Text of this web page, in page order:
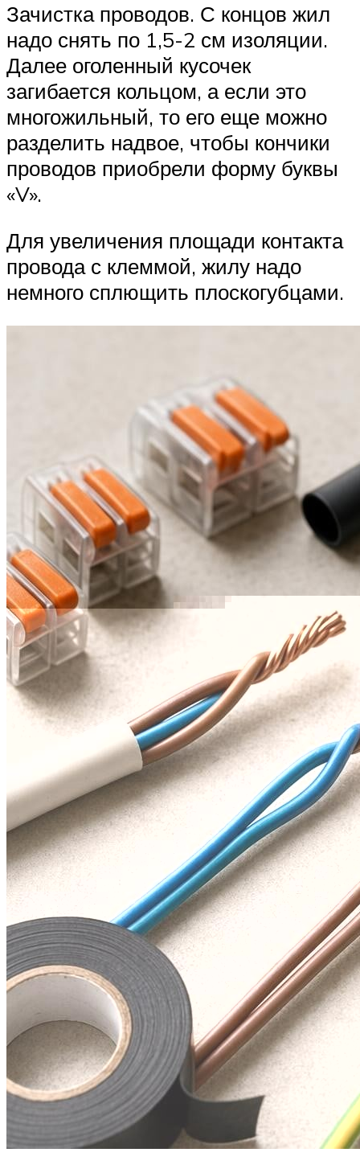
Зачистка проводов. С концов жил
надо снять по 1,5-2 см изоляции.
Далее оголенный кусочек
загибается кольцом, а если это
многожильный, то его еще можно
разделить надвое, чтобы кончики
проводов приобрели форму буквы
«V».
Для увеличения площади контакта
провода с клеммой, жилу надо
немного сплющить плоскогубцами.